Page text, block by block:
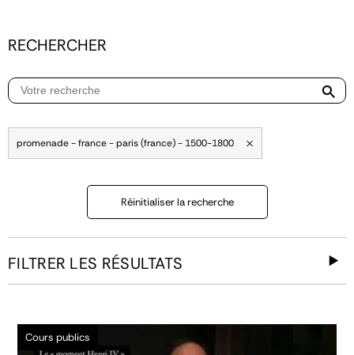
RECHERCHER
promenade - france - paris (france) - 1500-1800
Réinitialiser la recherche
FILTRER LES RÉSULTATS
Cours publics